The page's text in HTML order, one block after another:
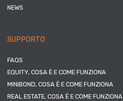
NEWS
SUPPORTO
FAQS
EQUITY, COSA È E COME FUNZIONA
MINIBOND, COSA È E COME FUNZIONA
REAL ESTATE, COSA È E COME FUNZIONA